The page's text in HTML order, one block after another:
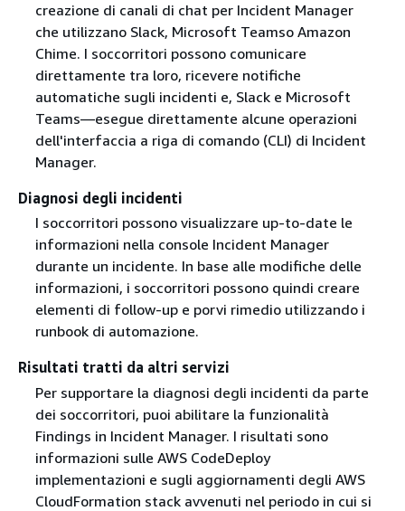
creazione di canali di chat per Incident Manager
che utilizzano Slack, Microsoft Teamso Amazon
Chime. I soccorritori possono comunicare
direttamente tra loro, ricevere notifiche
automatiche sugli incidenti e, Slack e Microsoft
Teams—esegue direttamente alcune operazioni
dell'interfaccia a riga di comando (CLI) di Incident
Manager.
Diagnosi degli incidenti
I soccorritori possono visualizzare up-to-date le
informazioni nella console Incident Manager
durante un incidente. In base alle modifiche delle
informazioni, i soccorritori possono quindi creare
elementi di follow-up e porvi rimedio utilizzando i
runbook di automazione.
Risultati tratti da altri servizi
Per supportare la diagnosi degli incidenti da parte
dei soccorritori, puoi abilitare la funzionalità
Findings in Incident Manager. I risultati sono
informazioni sulle AWS CodeDeploy
implementazioni e sugli aggiornamenti degli AWS
CloudFormation stack avvenuti nel periodo in cui si